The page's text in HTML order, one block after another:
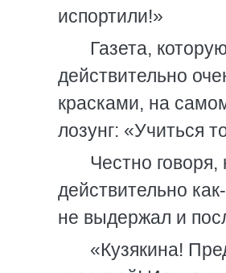
испортили!»
Газета,
действительно
красками, на
лозунг: «Учиться
Честно
действительно
не выдержал и
«Кузякина!